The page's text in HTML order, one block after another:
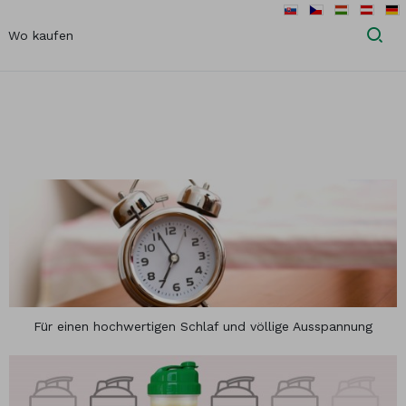
Fettsäuren
GVO-frei
Wo kaufen
Für einen hochwertigen Schlaf und völlige Ausspannung